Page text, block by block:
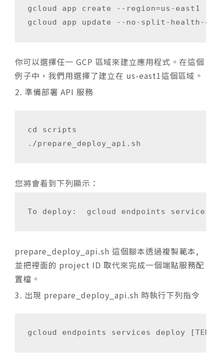
gcloud app create --region=us-east1
你可以選擇任一 GCP 區域來建立應用程式。在這個
例子中，我們用選擇了建立在 us-east1這個區域。
準備部署 API 服務
cd scripts
您將會看到下列顯示：
prepare_deploy_api.sh 這個腳本透過複製範本,
並把裡面的 project ID 取代來完成一個端點服務配
置檔。
出現 prepare_deploy_api.sh 時執行下列指令
gcloud endpoints services deploy